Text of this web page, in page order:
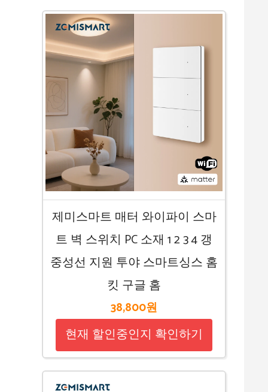
제미스마트 매터 와이파이 스마
트 벽 스위치 PC 소재 1 2 3 4 갱
중성선 지원 투야 스마트싱스 홈
킷 구글 홈
38,800원
현재 할인중인지 확인하기